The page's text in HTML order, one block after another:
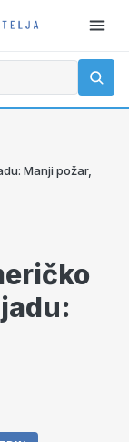
Manji požar,